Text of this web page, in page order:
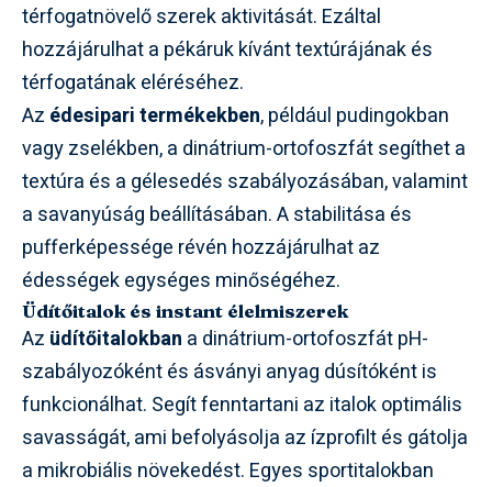
térfogatnövelő szerek aktivitását. Ezáltal
hozzájárulhat a pékáruk kívánt textúrájának és
térfogatának eléréséhez.
Az édesipari termékekben, például pudingokban
vagy zselékben, a dinátrium-ortofoszfát segíthet a
textúra és a gélesedés szabályozásában, valamint
a savanyúság beállításában. A stabilitása és
pufferképessége révén hozzájárulhat az
édességek egységes minőségéhez.
Üdítőitalok és instant élelmiszerek
Az üdítőitalokban a dinátrium-ortofoszfát pH-
szabályozóként és ásványi anyag dúsítóként is
funkcionálhat. Segít fenntartani az italok optimális
savasságát, ami befolyásolja az ízprofilt és gátolja
a mikrobiális növekedést. Egyes sportitalokban